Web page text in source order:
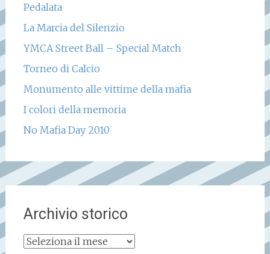
Pedalata
La Marcia del Silenzio
YMCA Street Ball – Special Match
Torneo di Calcio
Monumento alle vittime della mafia
I colori della memoria
No Mafia Day 2010
Archivio storico
Archivio